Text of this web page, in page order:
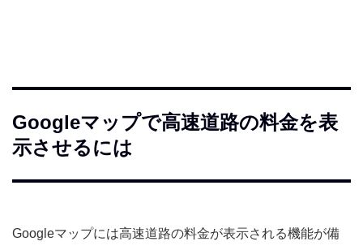
Googleマップで高速道路の料金を表
示させるには
Googleマップには高速道路の料金が表示される機能が備